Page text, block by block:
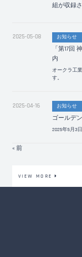
組が収録
2025-05-08 お知らせ
「第17回
内
オークラ工
す。
2025-04-16 お知らせ
ゴールデ
2025年5月3
« 前
VIEW MORE